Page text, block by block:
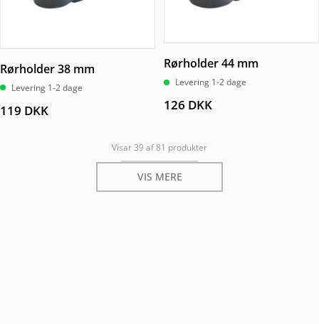
Rørholder 38 mm
Levering 1-2 dage
119 DKK
Rørholder 44 mm
Levering 1-2 dage
126 DKK
Visar 39 af 81 produkter
VIS MERE